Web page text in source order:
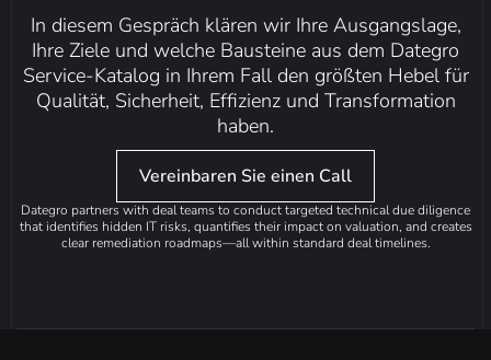
In diesem Gespräch klären wir Ihre Ausgangslage,
Ihre Ziele und welche Bausteine aus dem Dategro
Service-Katalog in Ihrem Fall den größten Hebel für
Qualität, Sicherheit, Effizienz und Transformation
haben.
Vereinbaren Sie einen Call
Dategro partners with deal teams to conduct targeted technical due diligence
that identifies hidden IT risks, quantifies their impact on valuation, and creates
clear remediation roadmaps—all within standard deal timelines.